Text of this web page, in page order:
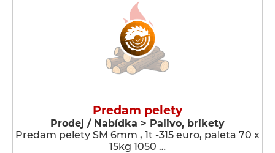
Predam pelety
Prodej / Nabídka > Palivo, brikety
Predam pelety SM 6mm , 1t -315 euro, paleta 70 x
15kg 1050 …